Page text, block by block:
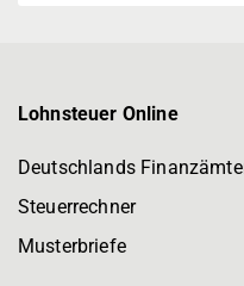
Lohnsteuer Online
Deutschlands
Steuerrechner
Musterbriefe